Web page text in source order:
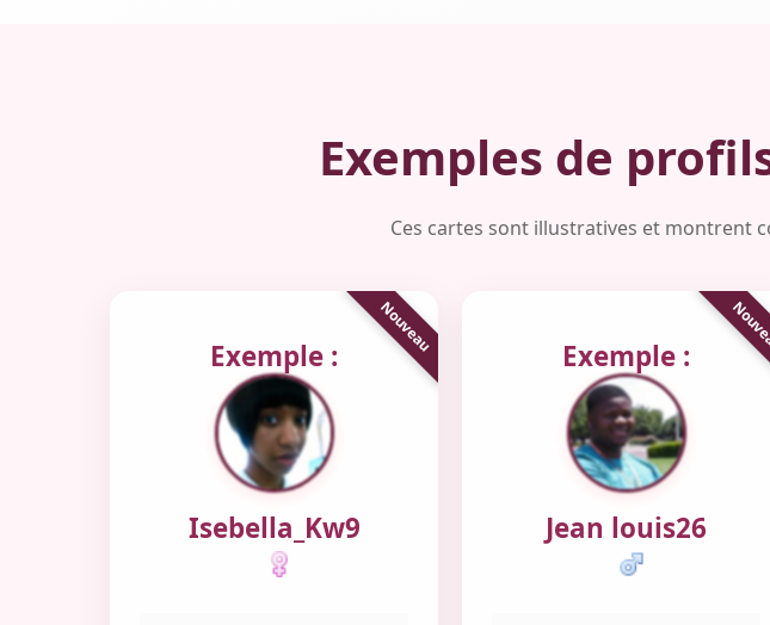
Exemples de
Ces cartes sont illustratives et montrent
Exemple :
Isebella_Kw9
Exemple :
Jean louis26